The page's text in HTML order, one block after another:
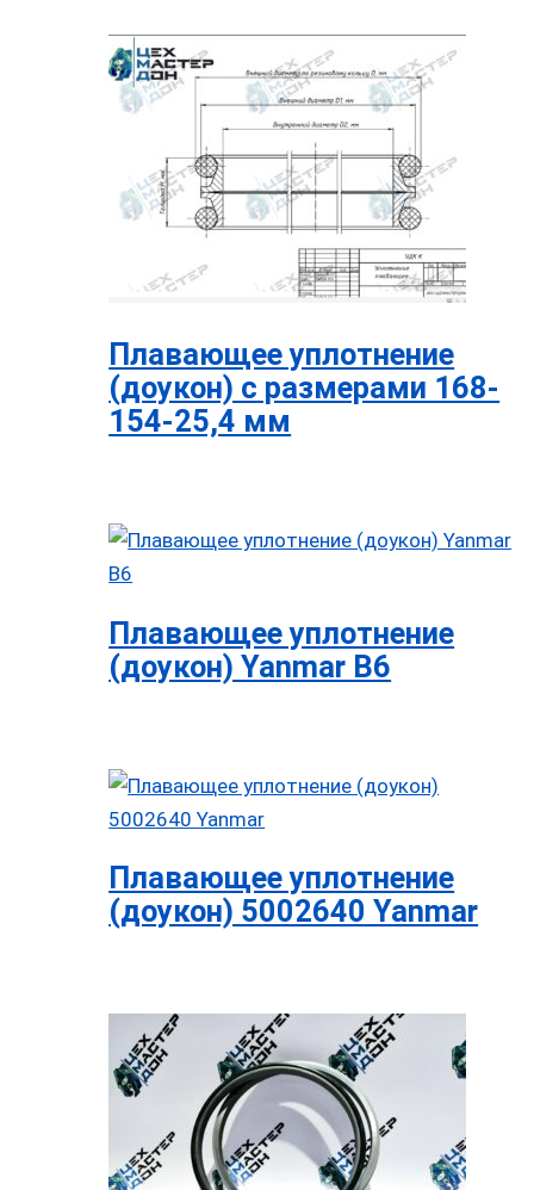
Плавающее уплотнение
(доукон) с размерами 168-
154-25,4 мм
Плавающее уплотнение
(доукон) Yanmar B6
Плавающее уплотнение
(доукон) 5002640 Yanmar